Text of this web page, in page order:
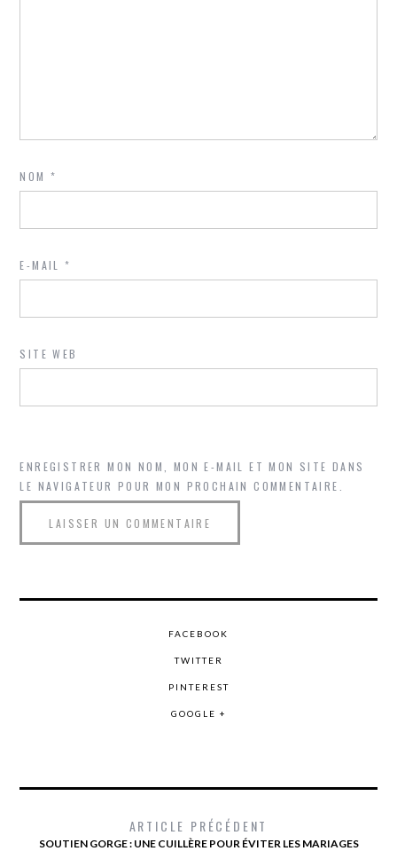
NOM*
E-MAIL*
SITE WEB
ENREGISTRER MON NOM, MON E-MAIL ET MON SITE DANS
LE NAVIGATEUR POUR MON PROCHAIN COMMENTAIRE.
FACEBOOK
TWITTER
PINTEREST
GOOGLE +
ARTICLE PRÉCÉDENT
SOUTIEN GORGE : UNE CUILLÈRE POUR ÉVITER LES MARIAGES